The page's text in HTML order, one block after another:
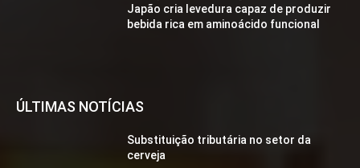
Japão cria levedura capaz de produzir
bebida rica em aminoácido funcional
ÚLTIMAS NOTÍCIAS
Substituição tributária no setor da
cerveja